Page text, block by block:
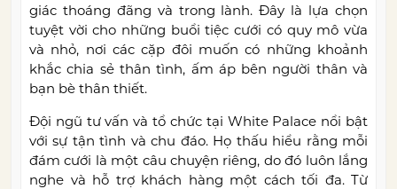
giác thoáng đãng và trong lành. Đây là lựa chọn
tuyệt vời cho những buổi tiệc cưới có quy mô vừa
và nhỏ, nơi các cặp đôi muốn có những khoảnh
khắc chia sẻ thân tình, ấm áp bên người thân và
bạn bè thân thiết.
Đội ngũ tư vấn và tổ chức tại White Palace nổi bật
với sự tận tình và chu đáo. Họ thấu hiểu rằng mỗi
đám cưới là một câu chuyện riêng, do đó luôn lắng
nghe và hỗ trợ khách hàng một cách tối đa. Từ